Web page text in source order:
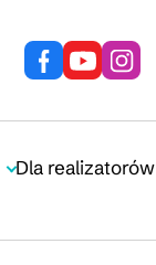
Dla realizatorów